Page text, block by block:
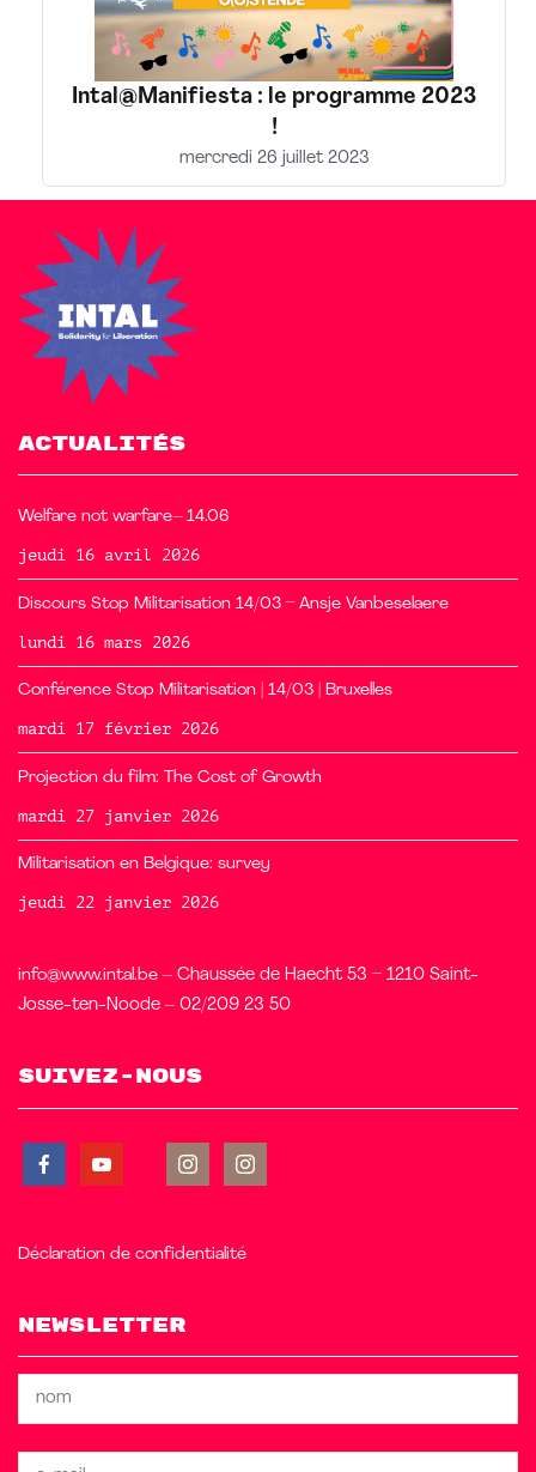
Intal@Manifiesta : le programme 2023
!
mercredi 26 juillet 2023
ACTUALITÉS
Welfare not warfare– 14.06
jeudi 16 avril 2026
Discours Stop Militarisation 14/03 – Ansje Vanbeselaere
lundi 16 mars 2026
Conférence Stop Militarisation | 14/03 | Bruxelles
mardi 17 février 2026
Projection du film: The Cost of Growth
mardi 27 janvier 2026
Militarisation en Belgique: survey
jeudi 22 janvier 2026
info@www.intal.be – Chaussée de Haecht 53 – 1210 Saint-
Josse-ten-Noode – 02/209 23 50
Suivez-nous
Déclaration de confidentialité
Newsletter